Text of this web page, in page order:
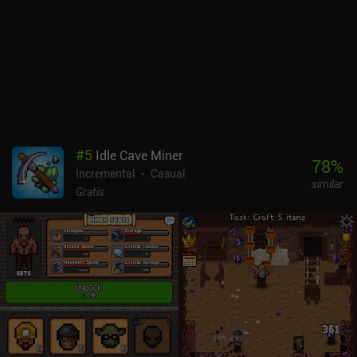
#5 Idle Cave Miner
Incremental
Casual
Gratis
78%
similar